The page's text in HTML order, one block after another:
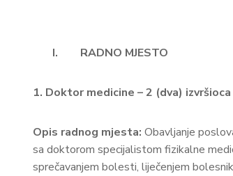
I. RADNO MJESTO
1. Doktor medicine – 2 (dva)
Opis radnog mjesta: Obavljanje
sa doktorom specijalistom fizikalne
sprečavanjem bolesti, liječenjem